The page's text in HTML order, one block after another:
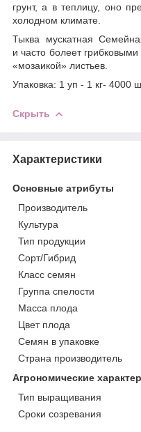
грунт, а в теплицу, оно
холодном климате.
Тыква мускатная
и часто болеет
«мозаикой» листьев.
Упаковка: 1 уп - 1 кг- 4000
Скрыть
Характеристики
Основные атрибуты
Производитель
Культура
Тип продукции
Сорт/Гибрид
Класс семян
Группа спелости
Масса плода
Цвет плода
Семян в упаковке
Страна производитель
Агрономические
Тип выращивания
Сроки созревания